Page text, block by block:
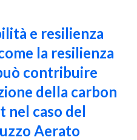
e resilienza
la resilienza
contribuire
della carbon
caso del
Aerato